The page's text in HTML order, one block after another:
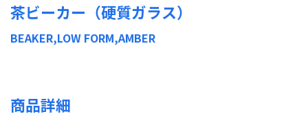
茶ビーカー（硬質ガラス）
BEAKER,LOW FORM,AMBER
商品詳細